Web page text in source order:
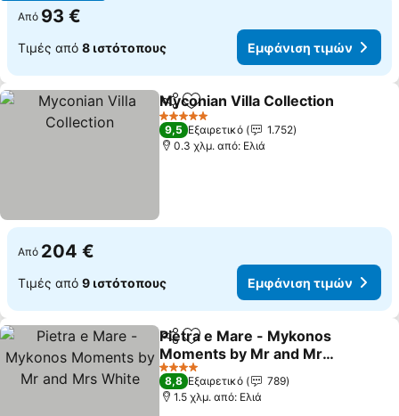
Από 93 €
Τιμές από 8 ιστότοπους Εμφάνιση τιμών
Κοινοποίηση
Προσθήκη στα αγαπημένα
Myconian Villa Collection
5 Αστέρια
9,5 Εξαιρετικό
1.752
0.3 χλμ. από: Ελιά
Από 204 €
Τιμές από 9 ιστότοπους Εμφάνιση τιμών
Κοινοποίηση
Προσθήκη στα αγαπημένα
Pietra e Mare - Mykonos
Moments by Mr and Mrs
White
4 Αστέρια
8,8 Εξαιρετικό
789
1.5 χλμ. από: Ελιά